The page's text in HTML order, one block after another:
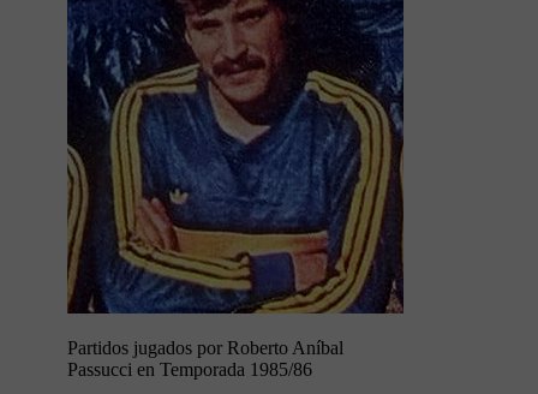
Partidos jugados por Roberto Aníbal
Passucci en Temporada 1985/86